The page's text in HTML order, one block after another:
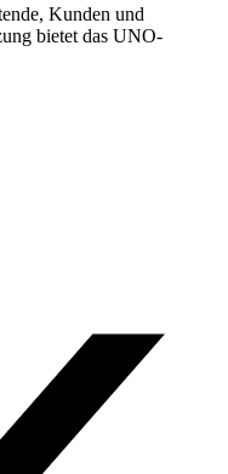
Kunden und
bietet das UNO-